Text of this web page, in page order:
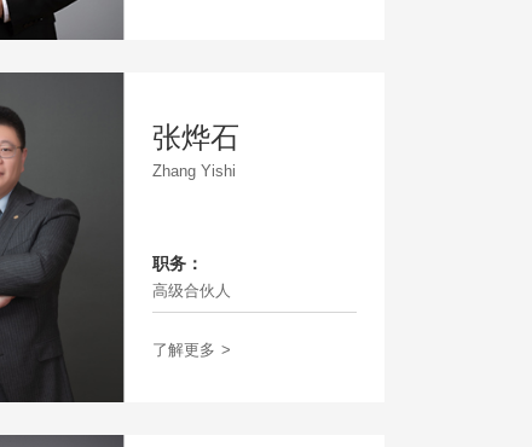
张烨石
Zhang Yishi
职务：
高级合伙人
了解更多 >